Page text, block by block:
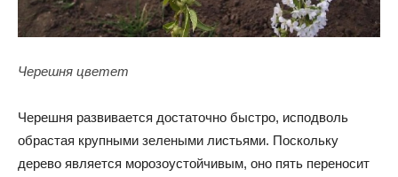
Черешня цветет
Черешня развивается достаточно быстро, исподволь
обрастая крупными зелеными листьями. Поскольку
дерево является морозоустойчивым, оно пять переносит